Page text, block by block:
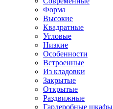
Форма
Высокие
Квадратные
Угловые
Низкие
Особенности
Встроенные
Из кладовки
Закрытые
Открытые
Раздвижные
Гардеробные шкафы